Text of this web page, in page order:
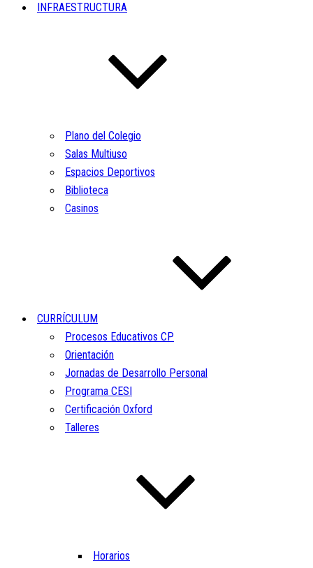
INFRAESTRUCTURA
Plano del Colegio
Salas Multiuso
Espacios Deportivos
Biblioteca
Casinos
CURRÍCULUM
Procesos Educativos CP
Orientación
Jornadas de Desarrollo Personal
Programa CESI
Certificación Oxford
Talleres
Horarios